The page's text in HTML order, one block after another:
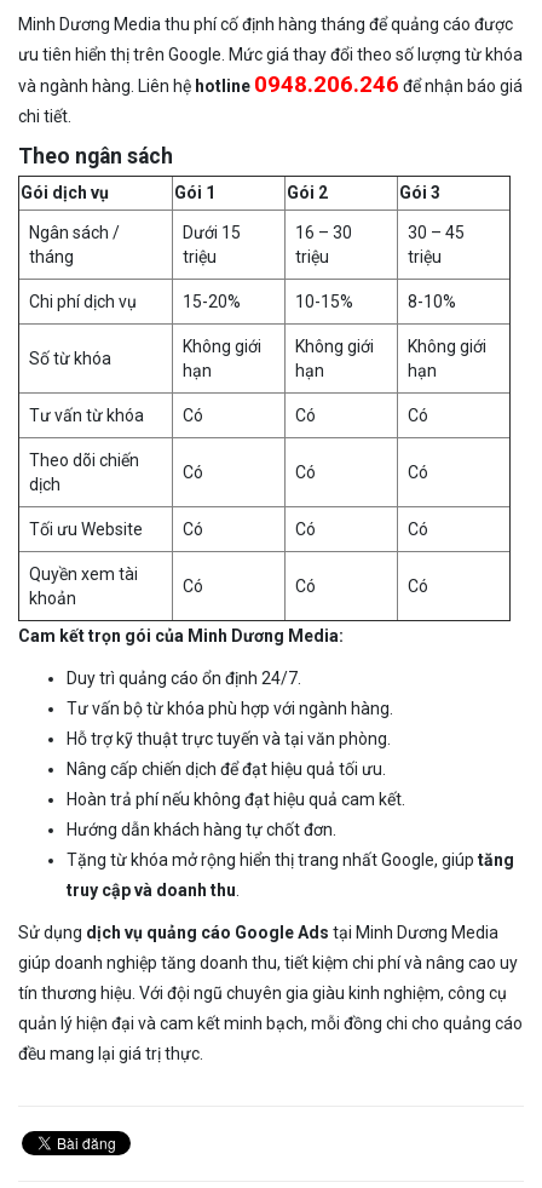
Minh Dương Media thu phí cố định hàng tháng để quảng cáo được
ưu tiên hiển thị trên Google. Mức giá thay đổi theo số lượng từ khóa
và ngành hàng. Liên hệ hotline 0948.206.246 để nhận báo giá
chi tiết.
Theo ngân sách
Gói dịch vụ Gói 1 Gói 2 Gói 3
Ngân sách /
tháng
Dưới 15
triệu
16 – 30
triệu
30 – 45
triệu
Chi phí dịch vụ 15-20% 10-15% 8-10%
Số từ khóa
Không giới
hạn
Không giới
hạn
Không giới
hạn
Tư vấn từ khóa Có Có Có
Theo dõi chiến
dịch
Có Có Có
Tối ưu Website Có Có Có
Quyền xem tài
khoản
Có Có Có
Cam kết trọn gói của Minh Dương Media:
Duy trì quảng cáo ổn định 24/7.
Tư vấn bộ từ khóa phù hợp với ngành hàng.
Hỗ trợ kỹ thuật trực tuyến và tại văn phòng.
Nâng cấp chiến dịch để đạt hiệu quả tối ưu.
Hoàn trả phí nếu không đạt hiệu quả cam kết.
Hướng dẫn khách hàng tự chốt đơn.
Tặng từ khóa mở rộng hiển thị trang nhất Google, giúp tăng
truy cập và doanh thu
Sử dụng dịch vụ quảng cáo Google Ads tại Minh Dương Media
giúp doanh nghiệp tăng doanh thu, tiết kiệm chi phí và nâng cao uy
tín thương hiệu. Với đội ngũ chuyên gia giàu kinh nghiệm, công cụ
quản lý hiện đại và cam kết minh bạch, mỗi đồng chi cho quảng cáo
đều mang lại giá trị thực.